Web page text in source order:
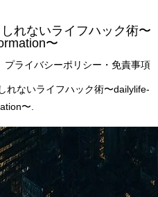
れないライフハック術〜
〜
プライバシーポリシー・免責事項
れないライフハック術〜dailylife-
〜.